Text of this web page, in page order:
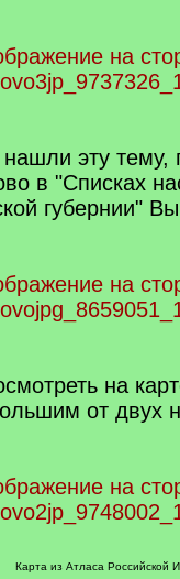
на
эту тему,
в "Списках
губернии"
на
на
от двух
на
Карта из Атласа Российской